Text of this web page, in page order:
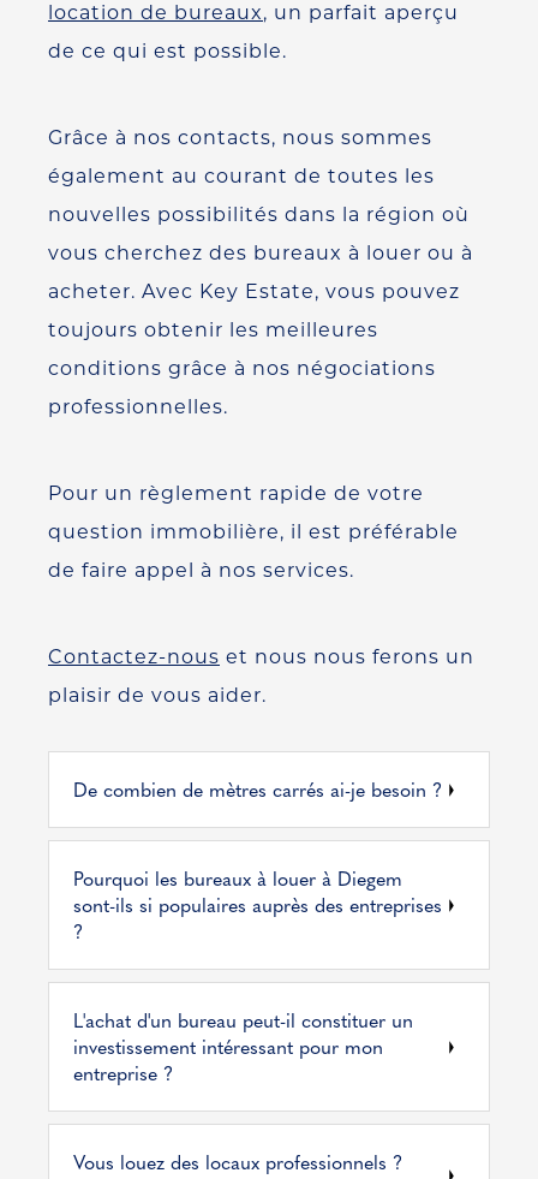
location de bureaux, un parfait aperçu
de ce qui est possible.
Grâce à nos contacts, nous sommes
également au courant de toutes les
nouvelles possibilités dans la région où
vous cherchez des bureaux à louer ou à
acheter. Avec Key Estate, vous pouvez
toujours obtenir les meilleures
conditions grâce à nos négociations
professionnelles.
Pour un règlement rapide de votre
question immobilière, il est préférable
de faire appel à nos services.
Contactez-nous et nous nous ferons un
plaisir de vous aider.
De combien de mètres carrés ai-je besoin ?
Pourquoi les bureaux à louer à Diegem
sont-ils si populaires auprès des entreprises
?
L'achat d'un bureau peut-il constituer un
investissement intéressant pour mon
entreprise ?
Vous louez des locaux professionnels ?